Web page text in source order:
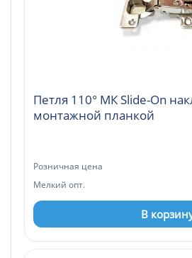
Петля 110° МК Slide-On
монтажной планкой
Розничная цена
Мелкий опт.
В